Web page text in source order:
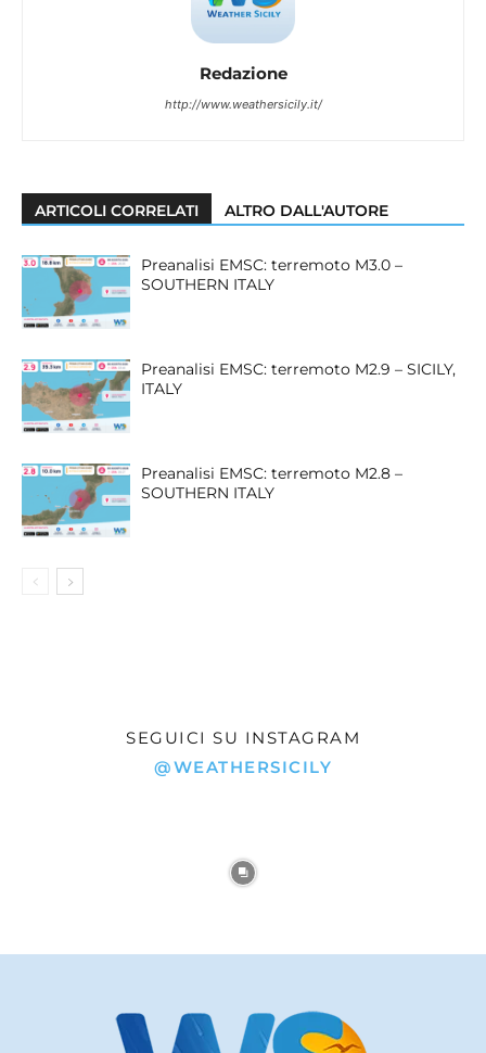
Redazione
http://www.weathersicily.it/
ARTICOLI CORRELATI ALTRO DALL'AUTORE
Preanalisi EMSC: terremoto M3.0 –
SOUTHERN ITALY
Preanalisi EMSC: terremoto M2.9 – SICILY,
ITALY
Preanalisi EMSC: terremoto M2.8 –
SOUTHERN ITALY
SEGUICI SU INSTAGRAM
@WEATHERSICILY